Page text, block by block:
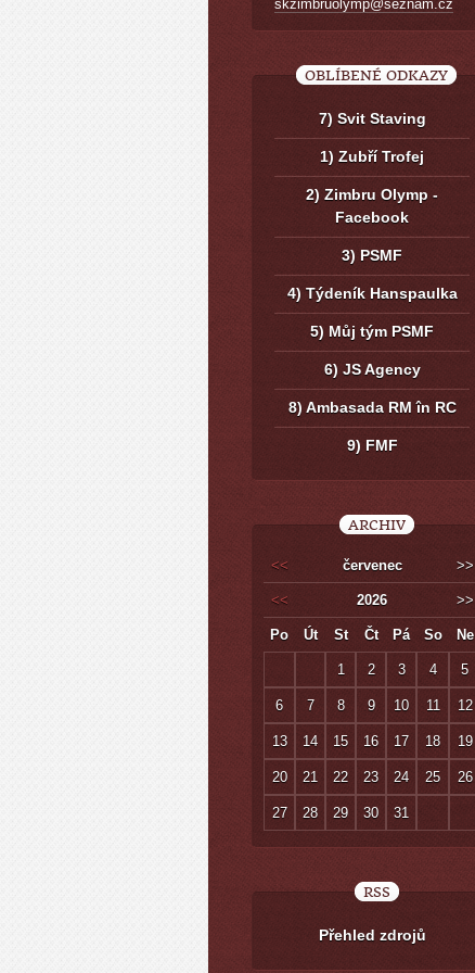
skzimbruolymp@seznam.cz
OBLÍBENÉ ODKAZY
7) Svit Staving
1) Zubří Trofej
2) Zimbru Olymp -
Facebook
3) PSMF
4) Týdeník Hanspaulka
5) Můj tým PSMF
6) JS Agency
8) Ambasada RM în RC
9) FMF
ARCHIV
<< červenec >>
<< 2026 >>
Po Út St Čt Pá So Ne
1 2 3 4 5
6 7 8 9 10 11 12
13 14 15 16 17 18 19
20 21 22 23 24 25 26
27 28 29 30 31
RSS
Přehled zdrojů